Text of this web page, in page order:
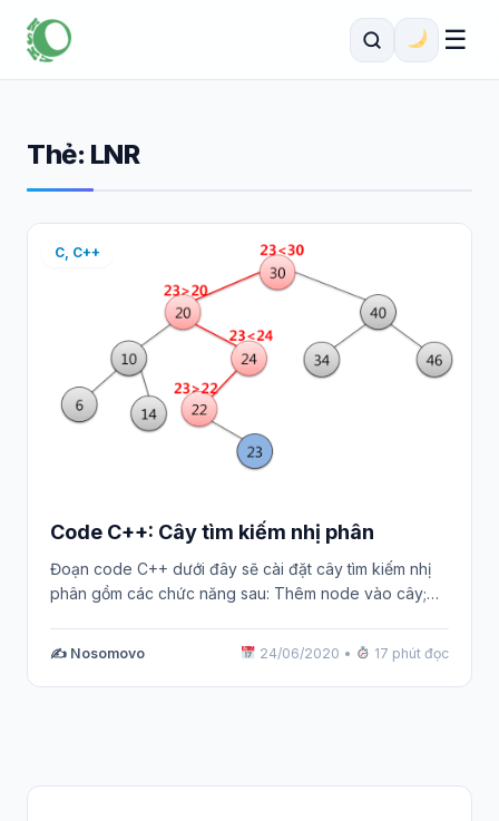
☰
Thẻ: LNR
C, C++
Code C++: Cây tìm kiếm nhị phân
Đoạn code C++ dưới đây sẽ cài đặt cây tìm kiếm nhị
phân gồm các chức năng sau: Thêm node vào cây;…
✍️ Nosomovo 24/06/2020 • 17 phút đọc